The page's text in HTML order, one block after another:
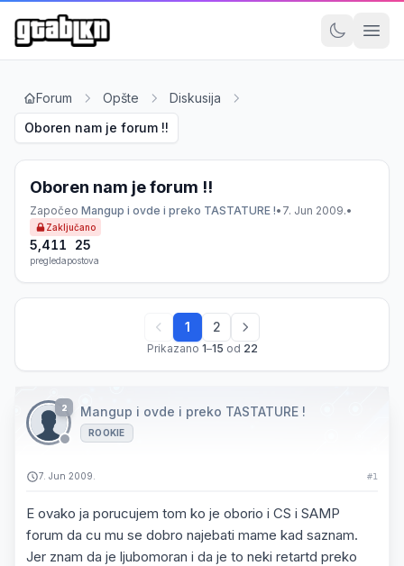
Forum Opšte
Diskusija
Oboren nam je forum !!
Oboren nam je forum !!
Započeo Mangup i ovde i preko TASTATURE !• 7. Jun 2009.•
Zaključano
5,411
pregleda
25
postova
Prikazano 1–15 od 22
1 2
2 Mangup i ovde i preko TASTATURE !
ROOKIE
7. Jun 2009. #1
E ovako ja porucujem tom ko je oborio i CS i SAMP
forum da cu mu se dobro najebati mame kad saznam.
Jer znam da je ljubomoran i da je to neki retartd preko